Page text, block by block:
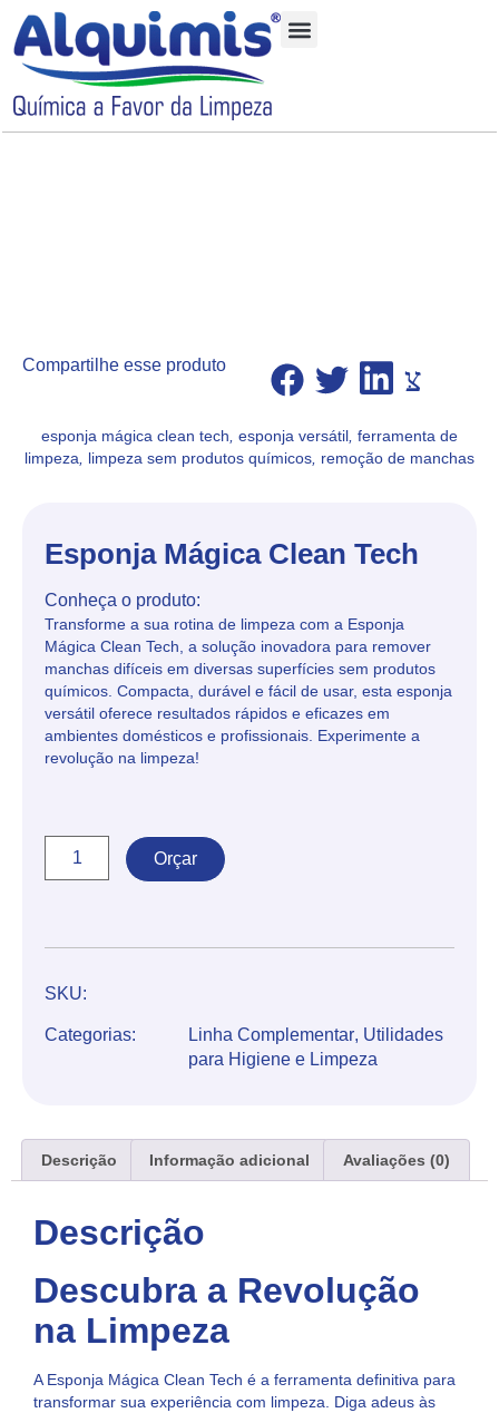
Compartilhe esse produto
esponja mágica clean tech, esponja versátil, ferramenta de
limpeza, limpeza sem produtos químicos, remoção de manchas
Esponja Mágica Clean Tech
Conheça o produto:
Transforme a sua rotina de limpeza com a Esponja
Mágica Clean Tech, a solução inovadora para remover
manchas difíceis em diversas superfícies sem produtos
químicos. Compacta, durável e fácil de usar, esta esponja
versátil oferece resultados rápidos e eficazes em
ambientes domésticos e profissionais. Experimente a
revolução na limpeza!
Orçar
SKU:
Categorias: Linha Complementar, Utilidades
para Higiene e Limpeza
Descrição Informação adicional Avaliações (0)
Descrição
Descubra a Revolução
na Limpeza
A Esponja Mágica Clean Tech é a ferramenta definitiva para
transformar sua experiência com limpeza. Diga adeus às